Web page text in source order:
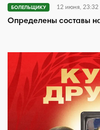
БОЛЕЛЬЩИКУ 12 июня, 23:32
Определены составы